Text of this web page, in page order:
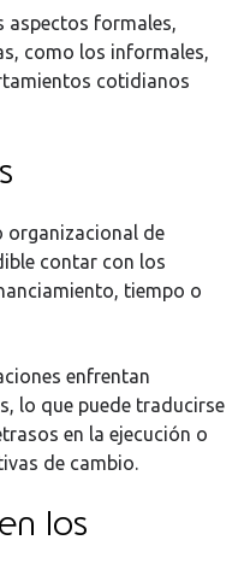
aspectos formales,
como los informales,
cotidianos
organizacional de
contar con los
tiempo o
enfrentan
lo que puede traducirse
en la ejecución o
de cambio.
los